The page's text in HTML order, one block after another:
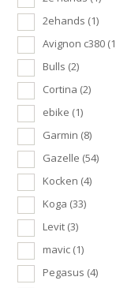
2ehands (1)
Avignon c380
Bulls (2)
Cortina (2)
ebike (1)
Garmin (8)
Gazelle (54)
Kocken (4)
Koga (33)
Levit (3)
mavic (1)
Pegasus (4)